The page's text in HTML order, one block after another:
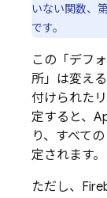
いない関数、
です。
この「デフ
所」は変え
付けられた
定すると、
り、すべて
定されます。
ただし、